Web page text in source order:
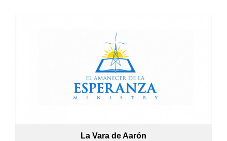
La Vara de Aarón